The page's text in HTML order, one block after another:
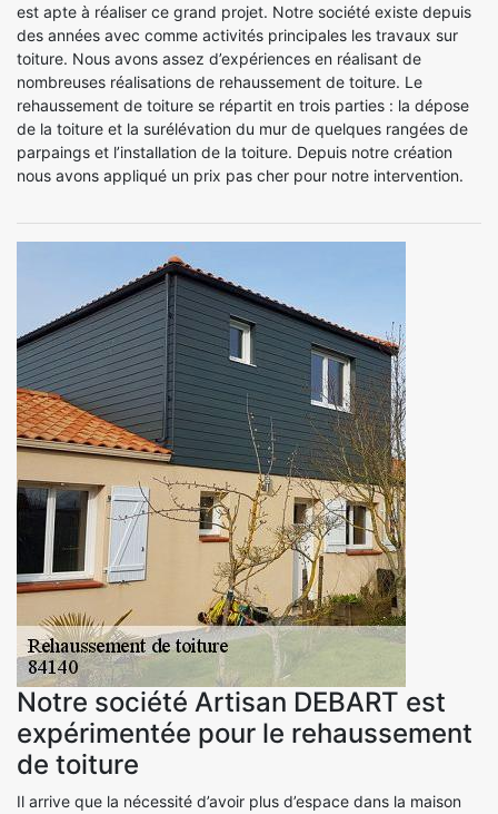
est apte à réaliser ce grand projet. Notre société existe depuis
des années avec comme activités principales les travaux sur
toiture. Nous avons assez d’expériences en réalisant de
nombreuses réalisations de rehaussement de toiture. Le
rehaussement de toiture se répartit en trois parties : la dépose
de la toiture et la surélévation du mur de quelques rangées de
parpaings et l’installation de la toiture. Depuis notre création
nous avons appliqué un prix pas cher pour notre intervention.
Notre société Artisan DEBART est
expérimentée pour le rehaussement
de toiture
Il arrive que la nécessité d’avoir plus d’espace dans la maison